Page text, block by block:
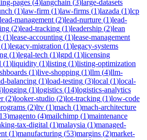
pages (4)langchain (3)large-datasets
(1)law-firm (1)law-firms (1)lazada (1)lcp
lead-management (2)lead-nurture (1)lead-
(2)lead-tracking (1)leadership (2)lean
(1)lease-accounting (1)lease-management
(1)legacy-migration (1)legacy-systems
(1)legal-tech (1)lgpd (1)licensing
(1)liquidity (1)listing (1)listing-optimization
(1)live-shopping (1)llm (4)llm-
balancing (1)load-testing (3)local (1)local-
)logging (1)logistics (14)logistics-analytics
(2)looker-studio (2)lot-tracking (1)low-code
(2)ltv (1)mach (1)mach-architecture
13)magento (4)mailchimp (1)maintenance
tax-digital (1)malaysia (1)managed-
(1)manufacturing (53)margins (2)market-